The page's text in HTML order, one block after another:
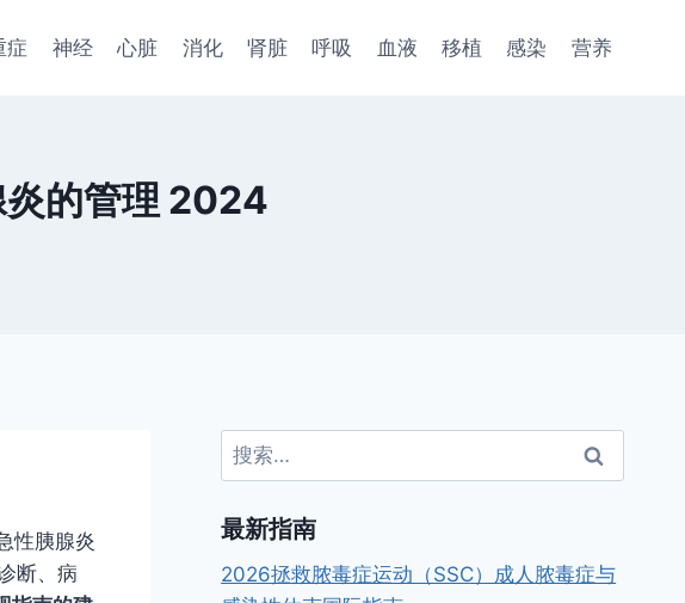
症 神经 心脏 消化 肾脏 呼吸 血液 移植 感染 营养
炎的管理 2024
性胰腺炎
断、病
搜
索：
最新指南
2026拯救脓毒症运动（SSC）成人脓毒症与